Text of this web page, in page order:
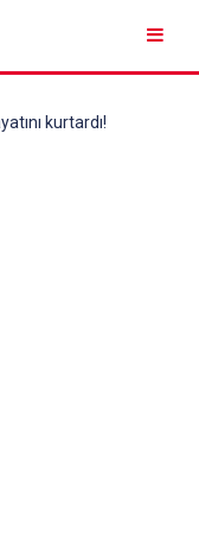
kurtardı!